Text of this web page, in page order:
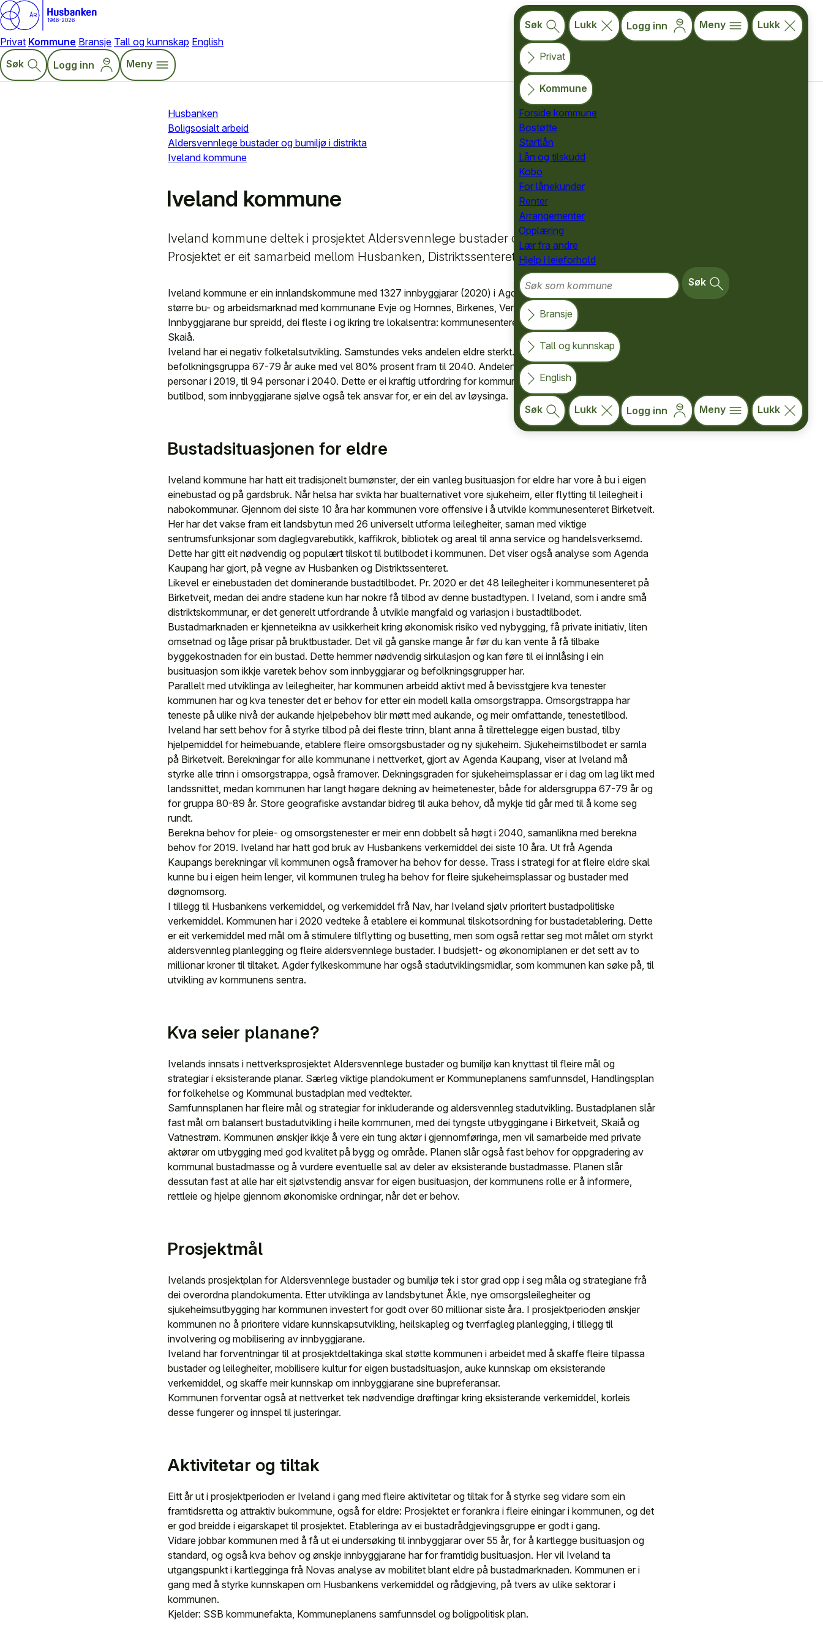
ÅR
1946-2026
Privat Kommune Bransje Tall og kunnskap English
Søk
Logg inn Meny
Søk Lukk Logg inn Meny Lukk
Privat
Kommune
Forside kommune
Bostøtte
Startlån
Lån og tilskudd
Kobo
For lånekunder
Renter
Arrangementer
Opplæring
Lær fra andre
Hjelp i leieforhold
Søk som kommune
Søk
Bransje
Tall og kunnskap
English
Søk Lukk Logg inn Meny Lukk
Husbanken
Boligsosialt arbeid
Alders­vennlege bustader og bumiljø i distrikta
Iveland kommune
Iveland kommune
Iveland kommune deltek i prosjektet Aldersvennlege bustader og bumiljø i distrikta.
Prosjektet er eit samarbeid mellom Husbanken, Distriktssenteret og 12 kommunar.
Iveland kommune er ein innlandskommune med 1327 innbyggjarar (2020) i Agder. Kommunen er del av ein
større bu- og arbeidsmarknad med kommunane Evje og Hornnes, Birkenes, Vennesla og Kristiansand.
Innbyggjarane bur spreidd, dei fleste i og ikring tre lokalsentra: kommunesenteret Birketveit, Vatnestrøm og
Skaiå.
Iveland har ei negativ folketalsutvikling. Samstundes veks andelen eldre sterkt. Ut frå berekningar vil
befolkningsgruppa 67-79 år auke med vel 80% prosent fram til 2040. Andelen 80-89 år vil auke frå 31
personar i 2019, til 94 personar i 2040. Dette er ei kraftig utfordring for kommunen. Eit betre tilrettelagt
butilbod, som innbyggjarane sjølve også tek ansvar for, er ein del av løysinga.
Bustadsituasjonen for eldre
Iveland kommune har hatt eit tradisjonelt bumønster, der ein vanleg busituasjon for eldre har vore å bu i eigen
einebustad og på gardsbruk. Når helsa har svikta har bualternativet vore sjukeheim, eller flytting til leilegheit i
nabokommunar. Gjennom dei siste 10 åra har kommunen vore offensive i å utvikle kommunesenteret Birketveit.
Her har det vakse fram eit landsbytun med 26 universelt utforma leilegheiter, saman med viktige
sentrumsfunksjonar som daglegvarebutikk, kaffikrok, bibliotek og areal til anna service og handelsverksemd.
Dette har gitt eit nødvendig og populært tilskot til butilbodet i kommunen. Det viser også analyse som Agenda
Kaupang har gjort, på vegne av Husbanken og Distriktssenteret.
Likevel er einebustaden det dominerande bustadtilbodet. Pr. 2020 er det 48 leilegheiter i kommunesenteret på
Birketveit, medan dei andre stadene kun har nokre få tilbod av denne bustadtypen. I Iveland, som i andre små
distriktskommunar, er det generelt utfordrande å utvikle mangfald og variasjon i bustadtilbodet.
Bustadmarknaden er kjenneteikna av usikkerheit kring økonomisk risiko ved nybygging, få private initiativ, liten
omsetnad og låge prisar på bruktbustader. Det vil gå ganske mange år før du kan vente å få tilbake
byggekostnaden for ein bustad. Dette hemmer nødvendig sirkulasjon og kan føre til ei innlåsing i ein
busituasjon som ikkje varetek behov som innbyggjarar og befolkningsgrupper har.
Parallelt med utviklinga av leilegheiter, har kommunen arbeidd aktivt med å bevisstgjere kva tenester
kommunen har og kva tenester det er behov for etter ein modell kalla omsorgstrappa. Omsorgstrappa har
teneste på ulike nivå der aukande hjelpebehov blir møtt med aukande, og meir omfattande, tenestetilbod.
Iveland har sett behov for å styrke tilbod på dei fleste trinn, blant anna å tilrettelegge eigen bustad, tilby
hjelpemiddel for heimebuande, etablere fleire omsorgsbustader og ny sjukeheim. Sjukeheimstilbodet er samla
på Birketveit. Berekningar for alle kommunane i nettverket, gjort av Agenda Kaupang, viser at Iveland må
styrke alle trinn i omsorgstrappa, også framover. Dekningsgraden for sjukeheimsplassar er i dag om lag likt med
landssnittet, medan kommunen har langt høgare dekning av heimetenester, både for aldersgruppa 67-79 år og
for gruppa 80-89 år. Store geografiske avstandar bidreg til auka behov, då mykje tid går med til å kome seg
rundt.
Berekna behov for pleie- og omsorgstenester er meir enn dobbelt så høgt i 2040, samanlikna med berekna
behov for 2019. Iveland har hatt god bruk av Husbankens verkemiddel dei siste 10 åra. Ut frå Agenda
Kaupangs berekningar vil kommunen også framover ha behov for desse. Trass i strategi for at fleire eldre skal
kunne bu i eigen heim lenger, vil kommunen truleg ha behov for fleire sjukeheimsplassar og bustader med
døgnomsorg.
I tillegg til Husbankens verkemiddel, og verkemiddel frå Nav, har Iveland sjølv prioritert bustadpolitiske
verkemiddel. Kommunen har i 2020 vedteke å etablere ei kommunal tilskotsordning for bustadetablering. Dette
er eit verkemiddel med mål om å stimulere tilflytting og busetting, men som også rettar seg mot målet om styrkt
aldersvennleg planlegging og fleire aldersvennlege bustader. I budsjett- og økonomiplanen er det sett av to
millionar kroner til tiltaket. Agder fylkeskommune har også stadutviklingsmidlar, som kommunen kan søke på, til
utvikling av kommunens sentra.
Kva seier planane?
Ivelands innsats i nettverksprosjektet Aldersvennlege bustader og bumiljø kan knyttast til fleire mål og
strategiar i eksisterande planar. Særleg viktige plandokument er Kommuneplanens samfunnsdel, Handlingsplan
for folkehelse og Kommunal bustadplan med vedtekter.
Samfunnsplanen har fleire mål og strategiar for inkluderande og aldersvennleg stadutvikling. Bustadplanen slår
fast mål om balansert bustadutvikling i heile kommunen, med dei tyngste utbyggingane i Birketveit, Skaiå og
Vatnestrøm. Kommunen ønskjer ikkje å vere ein tung aktør i gjennomføringa, men vil samarbeide med private
aktørar om utbygging med god kvalitet på bygg og område. Planen slår også fast behov for oppgradering av
kommunal bustadmasse og å vurdere eventuelle sal av deler av eksisterande bustadmasse. Planen slår
dessutan fast at alle har eit sjølvstendig ansvar for eigen busituasjon, der kommunens rolle er å informere,
rettleie og hjelpe gjennom økonomiske ordningar, når det er behov.
Prosjektmål
Ivelands prosjektplan for Aldersvennlege bustader og bumiljø tek i stor grad opp i seg måla og strategiane frå
dei overordna plandokumenta. Etter utviklinga av landsbytunet Åkle, nye omsorgsleilegheiter og
sjukeheimsutbygging har kommunen investert for godt over 60 millionar siste åra. I prosjektperioden ønskjer
kommunen no å prioritere vidare kunnskapsutvikling, heilskapleg og tverrfagleg planlegging, i tillegg til
involvering og mobilisering av innbyggjarane.
Iveland har forventningar til at prosjektdeltakinga skal støtte kommunen i arbeidet med å skaffe fleire tilpassa
bustader og leilegheiter, mobilisere kultur for eigen bustadsituasjon, auke kunnskap om eksisterande
verkemiddel, og skaffe meir kunnskap om innbyggjarane sine bupreferansar.
Kommunen forventar også at nettverket tek nødvendige drøftingar kring eksisterande verkemiddel, korleis
desse fungerer og innspel til justeringar.
Aktivitetar og tiltak
Eitt år ut i prosjektperioden er Iveland i gang med fleire aktivitetar og tiltak for å styrke seg vidare som ein
framtidsretta og attraktiv bukommune, også for eldre: Prosjektet er forankra i fleire einingar i kommunen, og det
er god breidde i eigarskapet til prosjektet. Etableringa av ei bustadrådgjevingsgruppe er godt i gang.
Vidare jobbar kommunen med å få ut ei undersøking til innbyggjarar over 55 år, for å kartlegge busituasjon og
standard, og også kva behov og ønskje innbyggjarane har for framtidig busituasjon. Her vil Iveland ta
utgangspunkt i kartlegginga frå Novas analyse av mobilitet blant eldre på bustadmarknaden. Kommunen er i
gang med å styrke kunnskapen om Husbankens verkemiddel og rådgjeving, på tvers av ulike sektorar i
kommunen.
Kjelder: SSB kommunefakta, Kommuneplanens samfunnsdel og boligpolitisk plan.